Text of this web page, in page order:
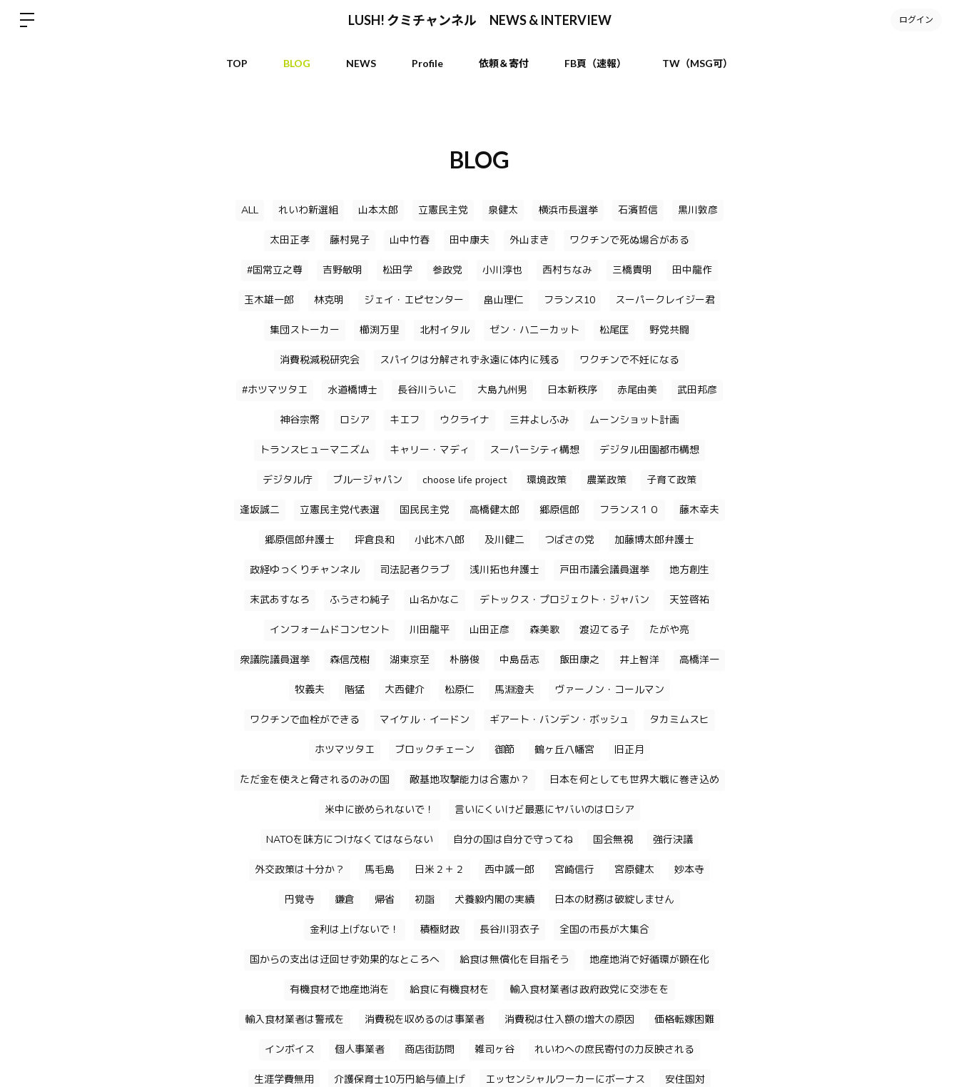
LUSH! クミチャンネル NEWS & INTERVIEW ログイン
TOP BLOG NEWS Profile 依頼＆寄付 FB頁（速報） TW（MSG可）
BLOG
ALL れいわ新選組 山本太郎 立憲民主党 泉健太 横浜市長選挙 石濱哲信 黒川敦彦
太田正孝 藤村晃子 山中竹春 田中康夫 外山まき ワクチンで死ぬ場合がある
#国常立之尊 吉野敏明 松田学 参政党 小川淳也 西村ちなみ 三橋貴明 田中龍作
玉木雄一郎 林克明 ジェイ・エピセンター 畠山理仁 フランス10 スーパークレイジー君
集団ストーカー 櫛渕万里 北村イタル ゼン・ハニーカット 松尾匡 野党共闘
消費税減税研究会 スパイクは分解されず永遠に体内に残る ワクチンで不妊になる
#ホツマツタエ 水道橋博士 長谷川ういこ 大島九州男 日本新秩序 赤尾由美 武田邦彦
神谷宗幣 ロシア キエフ ウクライナ 三井よしふみ ムーンショット計画
トランスヒューマニズム キャリー・マディ スーパーシティ構想 デジタル田園都市構想
デジタル庁 ブルージャパン choose life project 環境政策 農業政策 子育て政策
逢坂誠二 立憲民主党代表選 国民民主党 高橋健太郎 郷原信郎 フランス１０ 藤木幸夫
郷原信郎弁護士 坪倉良和 小此木八郎 及川健二 つばさの党 加藤博太郎弁護士
政経ゆっくりチャンネル 司法記者クラブ 浅川拓也弁護士 戸田市議会議員選挙 地方創生
末武あすなろ ふうさわ純子 山名かなこ デトックス・プロジェクト・ジャバン 天笠啓祐
インフォームドコンセント 川田龍平 山田正彦 森美歌 渡辺てる子 たがや亮
衆議院議員選挙 森信茂樹 湖東京至 朴勝俊 中島岳志 飯田康之 井上智洋 高橋洋一
牧義夫 階猛 大西健介 松原仁 馬淵澄夫 ヴァーノン・コールマン
ワクチンで血栓ができる マイケル・イードン ギアート・バンデン・ボッシュ タカミムスヒ
ホツマツタエ ブロックチェーン 御節 鶴ヶ丘八幡宮 旧正月
ただ金を使えと脅されるのみの国 敵基地攻撃能力は合憲か？ 日本を何としても世界大戦に巻き込め
米中に嵌められないで！ 言いにくいけど最悪にヤバいのはロシア
NATOを味方につけなくてはならない 自分の国は自分で守ってね 国会無視 強行決議
外交政策は十分か？ 馬毛島 日米２＋２ 西中誠一郎 宮崎信行 宮原健太 妙本寺
円覚寺 鎌倉 帰省 初詣 犬養毅内閣の実績 日本の財務は破綻しません
金利は上げないで！ 積極財政 長谷川羽衣子 全国の市長が大集合
国からの支出は迂回せず効果的なところへ 給食は無償化を目指そう 地産地消で好循環が顕在化
有機食材で地産地消を 給食に有機食材を 輸入食材業者は政府政党に交渉をを
輸入食材業者は警戒を 消費税を収めるのは事業者 消費税は仕入額の増大の原因 価格転嫁困難
インボイス 個人事業者 商店街訪問 雑司ヶ谷 れいわへの庶民寄付の力反映される
生涯学費無用 介護保育士10万円給与値上げ エッセンシャルワーカーにボーナス 安住国対